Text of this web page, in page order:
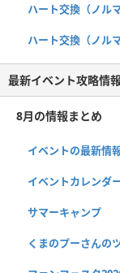
ハート交換（ノル
ハート交換（ノル
最新イベント攻略情
8月の情報まとめ
イベントの最新情
イベントカレンダ
サマーキャンプ
くまのプーさんの